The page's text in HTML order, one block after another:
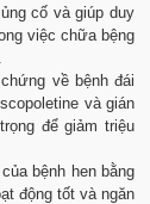
cố và giúp duy
việc chữa bệng
về bệnh đái
và gián
để giảm triệu
bệnh hen bằng
động tốt và ngăn